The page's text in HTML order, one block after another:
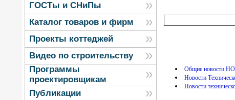
ГОСТы и СНиПы
Каталог товаров и фирм
Проекты коттеджей
Видео по строительству
Программы
проектировщикам
Публикации
Общие новости
Новости
Новости